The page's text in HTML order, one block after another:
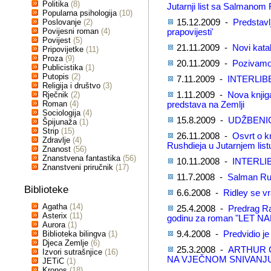
Politika (8)
Popularna psihologija (10)
Poslovanje (2)
Povijesni roman (4)
Povijest (5)
Pripovijetke (11)
Proza (9)
Publicistika (1)
Putopis (2)
Religija i društvo (3)
Rječnik (2)
Roman (4)
Sociologija (4)
Špijunaža (1)
Strip (15)
Zdravlje (4)
Znanost (56)
Znanstvena fantastika (56)
Znanstveni priručnik (17)
Biblioteke
Agatha (14)
Asterix (11)
Aurora (1)
Biblioteka bilingva (1)
Djeca Zemlje (6)
Izvori sutrašnjice (16)
JETiC (1)
Jutarnji list sa Salmanom
15.12.2009 -
prapovijesti'
21.11.2009 -
Novi
20.11.2009 -
7.11.2009 -
1.11.2009 -
Nova
predstava na Zemlji
15.8.2009 -
26.11.2008 - Osvrt o
Rushdieja u Jutarnjem
10.11.2008 -
11.7.2008 - Salman
6.6.2008 -
Ridley se
25.4.2008 -
Predrag
godinu za roman "LET
9.4.2008 -
Predvidio
25.3.2008 - ARTHUR
NA VJEČNOM